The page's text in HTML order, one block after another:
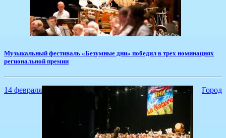
Музыкальный фестиваль «Безумные дни» победил в трех номинациях
региональной премии
14 февраля Город